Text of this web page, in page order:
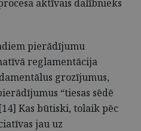
aktīvais dalībnieks
pierādījumu
reglamentācija
grozījumus,
“tiesas sēdē
Kas būtiski, tolaik pēc
jau uz